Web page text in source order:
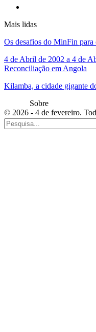
Mais lidas
Os desafios do MinFin para
4 de Abril de 2002 a 4 de
Reconciliação em Angola
Kilamba, a cidade gigante
Sobre
© 2026 - 4 de fevereiro.